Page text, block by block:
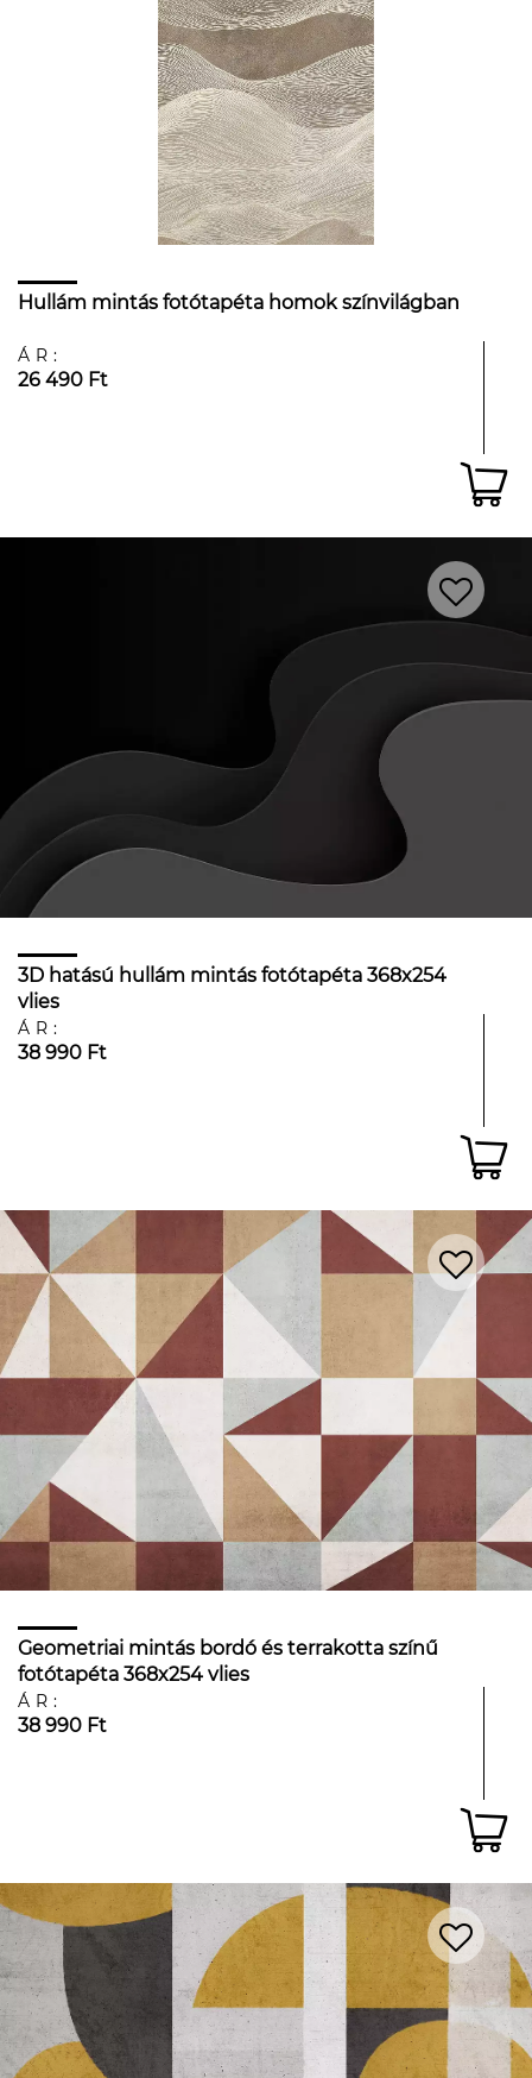
Hullám mintás fotótapéta homok színvilágban
ÁR:
26 490 Ft
3D hatású hullám mintás fotótapéta 368x254
vlies
ÁR:
38 990 Ft
Geometriai mintás bordó és terrakotta színű
fotótapéta 368x254 vlies
ÁR:
38 990 Ft